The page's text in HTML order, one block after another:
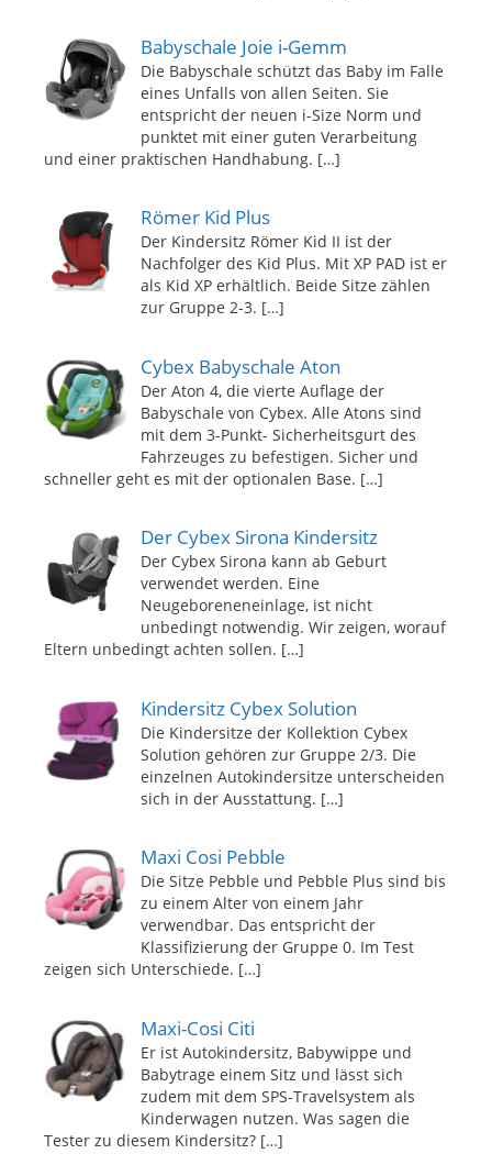
Babyschale Joie i-Gemm
Die Babyschale schützt das Baby im Falle
eines Unfalls von allen Seiten. Sie
entspricht der neuen i-Size Norm und
punktet mit einer guten Verarbeitung
und einer praktischen Handhabung. […]
Römer Kid Plus
Der Kindersitz Römer Kid II ist der
Nachfolger des Kid Plus. Mit XP PAD ist er
als Kid XP erhältlich. Beide Sitze zählen
zur Gruppe 2-3. […]
Cybex Babyschale Aton
Der Aton 4, die vierte Auflage der
Babyschale von Cybex. Alle Atons sind
mit dem 3-Punkt- Sicherheitsgurt des
Fahrzeuges zu befestigen. Sicher und
schneller geht es mit der optionalen Base. […]
Der Cybex Sirona Kindersitz
Der Cybex Sirona kann ab Geburt
verwendet werden. Eine
Neugeboreneneinlage, ist nicht
unbedingt notwendig. Wir zeigen, worauf
Eltern unbedingt achten sollen. […]
Kindersitz Cybex Solution
Die Kindersitze der Kollektion Cybex
Solution gehören zur Gruppe 2/3. Die
einzelnen Autokindersitze unterscheiden
sich in der Ausstattung. […]
Maxi Cosi Pebble
Die Sitze Pebble und Pebble Plus sind bis
zu einem Alter von einem Jahr
verwendbar. Das entspricht der
Klassifizierung der Gruppe 0. Im Test
zeigen sich Unterschiede. […]
Maxi-Cosi Citi
Er ist Autokindersitz, Babywippe und
Babytrage einem Sitz und lässt sich
zudem mit dem SPS-Travelsystem als
Kinderwagen nutzen. Was sagen die
Tester zu diesem Kindersitz? […]